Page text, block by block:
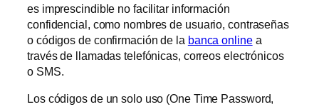
es imprescindible no facilitar información
confidencial, como nombres de usuario, contraseñas
o códigos de confirmación de la banca onlinea
través de llamadas telefónicas, correos electrónicos
o SMS.
Los códigos de un solo uso (One Time Password,